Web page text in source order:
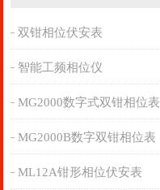
双钳相位伏安表
智能工频相位仪
MG2000数字式双钳相位表
MG2000B数字双钳相位表
ML12A钳形相位伏安表